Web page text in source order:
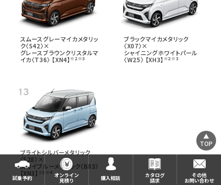
スムースグレーマイカメタリッ
ク〈S42〉×
グレースブラウンクリスタルマ
イカ〈T36〉 【XN4】 ※２※３
ブラックマイカメタリック
〈X07〉×
シャイニングホワイトパール
〈W25〉 【XH3】 ※２※３
ブライトシルバーメタリック
〈S28〉×
スカイブルーメタリック〈B83〉
【XN3】 ※3※４
TOP
試乗予約 オンライン
見積り 購入相談 カタログ
請求
その他
お問い合わせ